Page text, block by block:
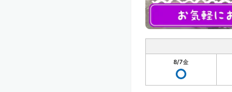
8/7金